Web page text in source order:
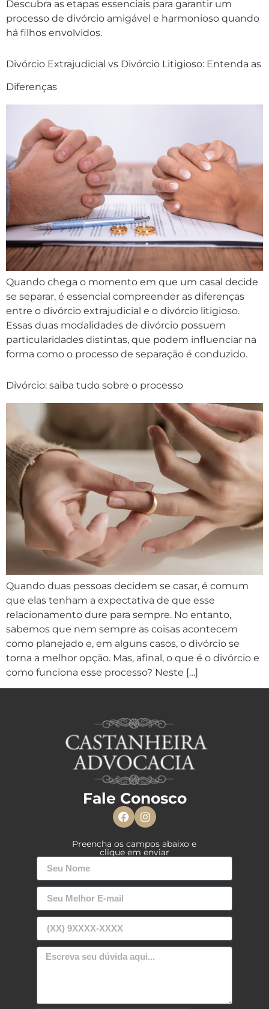
Descubra as etapas essenciais para garantir um
processo de divórcio amigável e harmonioso quando
há filhos envolvidos.
Divórcio Extrajudicial vs Divórcio Litigioso: Entenda as
Diferenças
Quando chega o momento em que um casal decide
se separar, é essencial compreender as diferenças
entre o divórcio extrajudicial e o divórcio litigioso.
Essas duas modalidades de divórcio possuem
particularidades distintas, que podem influenciar na
forma como o processo de separação é conduzido.
Divórcio: saiba tudo sobre o processo
Quando duas pessoas decidem se casar, é comum
que elas tenham a expectativa de que esse
relacionamento dure para sempre. No entanto,
sabemos que nem sempre as coisas acontecem
como planejado e, em alguns casos, o divórcio se
torna a melhor opção. Mas, afinal, o que é o divórcio e
como funciona esse processo? Neste […]
Fale Conosco
Preencha os campos abaixo e
clique em enviar